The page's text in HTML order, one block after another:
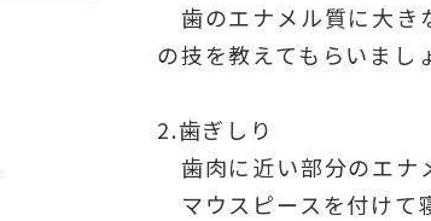
歯のエナメル質に大き
の技を教えてもらいまし
2.歯ぎしり
歯肉に近い部分のエナ
マウスピースを付けて